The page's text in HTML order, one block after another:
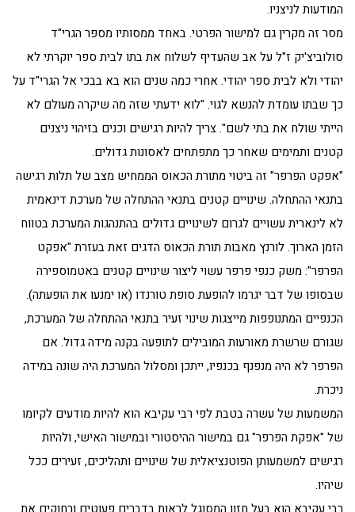
המודעות לניצניו.
מסר זה מקרין גם למישור הפרטי. באחד ממסותיו מספר הגרי"ד
סולוביצ'יק ז"ל על אב שהעדיף לשלוח את בתו לבית ספר יוקרתי לא
יהודי ולא לבית ספר יהודי. אחרי כמה שנים הוא בא בבכי אל הגרי"ד על
כך שבתו עומדת להנשא לגוי. "לוא ידעתי שזה מה שיקרה מעולם לא
הייתי שולח את בתי לשם". צריך להיות רגישים וכנים בזיהוי ניצנים
קטנים ותמימים שאחר כך מתפתחים לאסונות גדולים.
"אפקט הפרפר" זה ביטוי מתורת הכאוס הממחיש מצב של תלות רגישה
בתנאי ההתחלה. שינויים קטנים בתנאי ההתחלה של מערכת דינאמית
לא לינארית עשויים לגרום לשינויים גדולים בהתנהגות המערכת בטווח
הזמן הארוך. לורנץ מאבות תורת הכאוס הדגים זאת בעזרת "אפקט
הפרפר": משק כנפי פרפר עשוי ליצור שינויים קטנים באטמוספירה
שבסופו של דבר יגרמו להופעת סופת טורנדו (או ימנעו את הופעתה).
הכנפיים המתנופפות מייצגות שינוי זעיר בתנאי ההתחלה של המערכת,
שגורם שרשרת מאורעות המובילים לתופעה בקנה מידה גדול. אם
הפרפר לא היה מנפנף בכנפיו, ייתכן ומסלול המערכת היה שונה במידה
ניכרת.
המשמעות של עשרה בטבת לפי רבי עקיבא הוא להיות מודעים לקיומו
של "אפקת הפרפר" גם במישור ההיסטורי ובמישור האישי, ולהיות
רגישים למשמעותן הפוטנציאלית של שינויים ותהליכים, זעירים ככל
שיהיו.